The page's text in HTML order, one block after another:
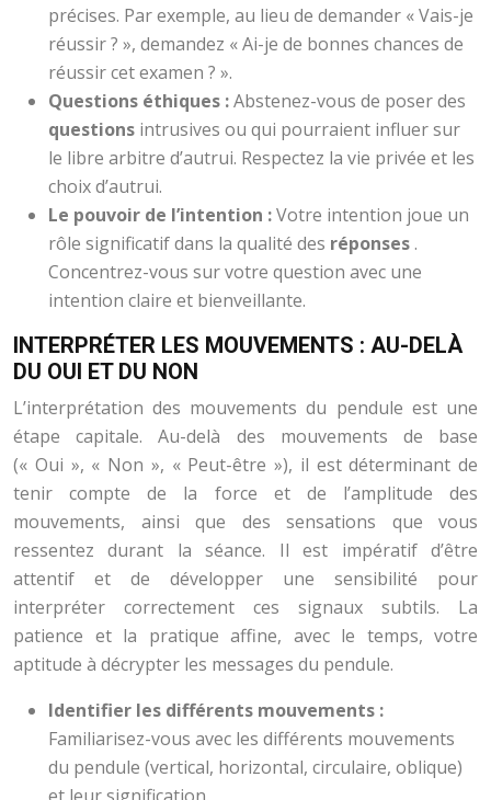
précises. Par exemple, au lieu de demander « Vais-je
réussir ? », demandez « Ai-je de bonnes chances de
réussir cet examen ? ».
Questions éthiques :Abstenez-vous de poser des
questions intrusives ou qui pourraient influer sur
le libre arbitre d’autrui. Respectez la vie privée et les
choix d’autrui.
Le pouvoir de l’intention :Votre intention joue un
rôle significatif dans la qualité des réponses.
Concentrez-vous sur votre question avec une
intention claire et bienveillante.
INTERPRÉTER LES MOUVEMENTS : AU-DELÀ
DU OUI ET DU NON
L’interprétation des mouvements du pendule est une
étape capitale. Au-delà des mouvements de base
(« Oui », « Non », « Peut-être »), il est déterminant de
tenir compte de la force et de l’amplitude des
mouvements, ainsi que des sensations que vous
ressentez durant la séance. Il est impératif d’être
attentif et de développer une sensibilité pour
interpréter correctement ces signaux subtils. La
patience et la pratique affine, avec le temps, votre
aptitude à décrypter les messages du pendule.
Identifier les différents mouvements :
Familiarisez-vous avec les différents mouvements
du pendule (vertical, horizontal, circulaire, oblique)